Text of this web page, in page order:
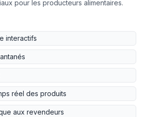
pour les producteurs alimentaires.
interactifs
réel des produits
aux revendeurs